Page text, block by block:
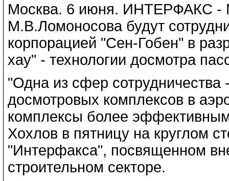
Москва. 6 июня. ИНТЕРФАКС -
М.В.Ломоносова будут
корпорацией "Сен-Гобен" в
хау" - технологии досмотра
"Одна из сфер сотрудничества
досмотровых комплексов в
комплексы более
Хохлов в пятницу на круглом
"Интерфакса", посвященном
строительном секторе.